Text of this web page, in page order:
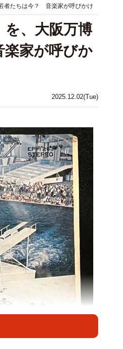
者たちは今？ 音楽家が呼びかけ
2025.12.02(Tue)
を、大阪万博
家が呼びか